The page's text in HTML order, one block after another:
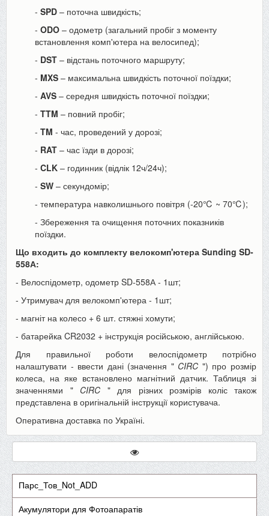
- SPD – поточна швидкість;
- ODO – одометр (загальний пробіг з моменту
встановлення комп'ютера на велосипед);
- DST – відстань поточного маршруту;
- MXS – максимальна швидкість поточної поїздки;
- AVS – середня швидкість поточної поїздки;
- TTM – повний пробіг;
- TM - час, проведений у дорозі;
- RAT – час їзди в дорозі;
- CLK – годинник (відлік 12ч/24ч);
- SW – секундомір;
- температура навколишнього повітря (-20℃ ~ 70℃);
- Збереження та очищення поточних показників
поїздки.
Що входить до комплекту велокомп'ютера Sunding SD-
558А:
- Велоспідометр, одометр SD-558А - 1шт;
- Утримувач для велокомп'ютера - 1шт;
- магніт на колесо + 6 шт. стяжні хомути;
- батарейка CR2032 + інструкція російською, англійською.
Для правильної роботи велоспідометр потрібно
налаштувати - ввести дані (значення " CIRC ") про розмір
колеса, на яке встановлено магнітний датчик. Таблиця зі
значеннями " CIRC " для різних розмірів коліс також
представлена в оригінальній інструкції користувача.
Оперативна доставка по Україні.
Парс_Тов_Not_ADD
Акумулятори для Фотоапаратів